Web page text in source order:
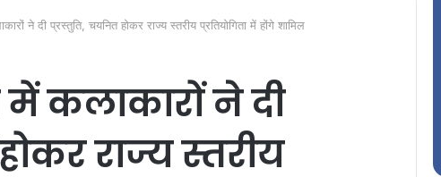
ने दी प्रस्तुति, चयनित होकर राज्य स्तरीय प्रतियोगिता में होंगे शामिल
कलाकारों ने दी
राज्य स्तरीय